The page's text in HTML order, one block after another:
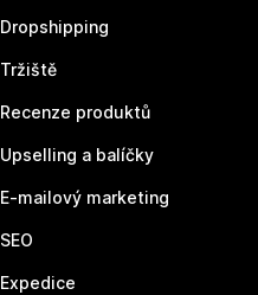
Dropshipping
Tržiště
Recenze produktů
Upselling a balíčky
E-mailový marketing
SEO
Expedice